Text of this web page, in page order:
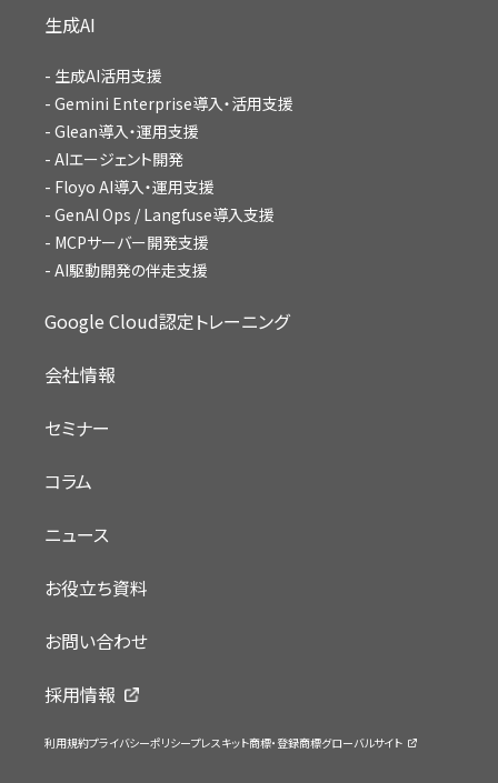
生成AI
生成AI活用支援
Gemini Enterprise導入・活用支援
Glean導入・運用支援
AIエージェント開発
Floyo AI導入・運用支援
GenAI Ops / Langfuse導入支援
MCPサーバー開発支援
AI駆動開発の伴走支援
Google Cloud認定トレーニング
会社情報
セミナー
コラム
ニュース
お役立ち資料
お問い合わせ
採用情報
利用規約プライバシーポリシープレスキット商標・登録商標グローバルサイト